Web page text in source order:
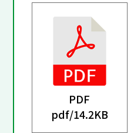
PDF
pdf/14.2KB